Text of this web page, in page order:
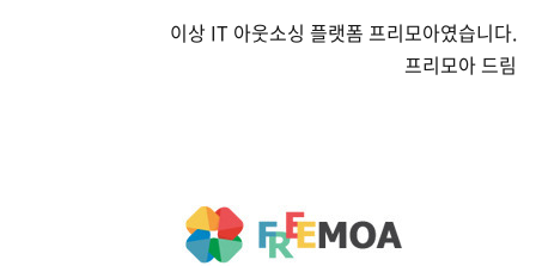
이상 IT 아웃소싱 플랫폼 프리모아였습니다.
프리모아 드림